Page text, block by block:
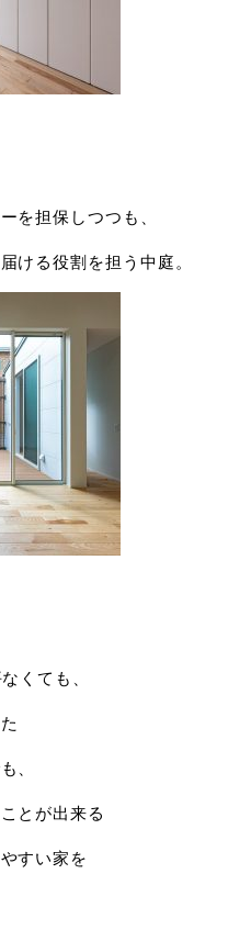
を担保しつつも、
ける役割を担う中庭。
くても、
、
とが出来る
すい家を